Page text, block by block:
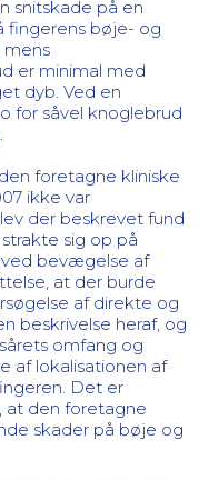
snitskade på en
fingerens bøje- og
er minimal med
dyb. Ved en
for såvel knoglebrud
foretagne kliniske
ikke var
der beskrevet fund
sig op på
ved bevægelse af
at der burde
af direkte og
beskrivelse heraf, og
omfang og
af lokalisationen af
Det er
at den foretagne
skader på bøje og